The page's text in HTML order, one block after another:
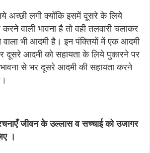
अच्छी लगी क्योंकि इसमें दूसरे के लिये
वाली भावना है तो वही तलवारी चलाकर
भी आदमी है। इन पंक्तियों में एक आदमी
दूसरे आदमी को सहायता के लिये पुकारने पर
से भर दूसरे आदमी की सहायता करने
जीवन के उल्लास व सच्चाई को उजागर
।